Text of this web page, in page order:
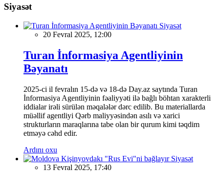
Siyasət
Siyasət
20 Fevral 2025, 12:00
Turan İnformasiya Agentliyinin
Bəyanatı
2025-ci il fevralın 15-də və 18-də Day.az saytında Turan
İnformasiya Agentliyinin fəaliyyəti ilə bağlı böhtan xarakterli
iddialar irəli sürülən məqalələr dərc edilib. Bu materiallarda
müəllif agentliyi Qərb maliyyəsindən asılı və xarici
strukturların maraqlarına tabe olan bir qurum kimi təqdim
etməyə cəhd edir.
Ardını oxu
Siyasət
13 Fevral 2025, 17:40